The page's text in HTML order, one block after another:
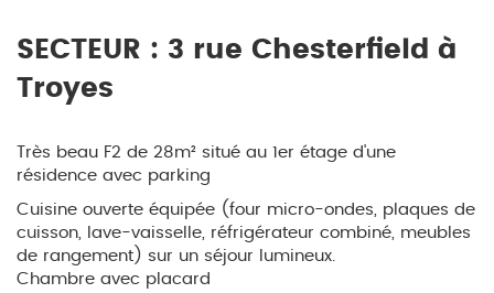
SECTEUR : 3 rue Chesterfield à
Troyes
Très beau F2 de 28m² situé au 1er étage d'une
résidence avec parking
Cuisine ouverte équipée (four micro-ondes, plaques de
cuisson, lave-vaisselle, réfrigérateur combiné, meubles
de rangement) sur un séjour lumineux.
Chambre avec placard